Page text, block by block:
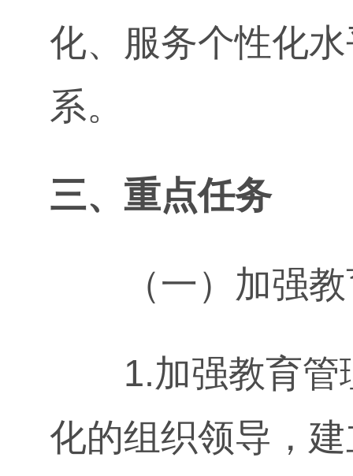
化、服务个性化
系。
三、重点任务
（一）加强教
1.加强教育管理
化的组织领导，